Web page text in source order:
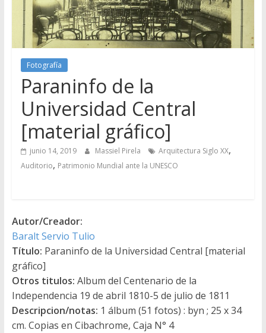
Fotografía
Paraninfo de la
Universidad Central
[material gráfico]
junio 14, 2019 Massiel Pirela Arquitectura Siglo XX,
Auditorio, Patrimonio Mundial ante la UNESCO
Autor/Creador:
Baralt Servio Tulio
Título: Paraninfo de la Universidad Central [material
gráfico]
Otros titulos: Album del Centenario de la
Independencia 19 de abril 1810-5 de julio de 1811
Descripcion/notas: 1 álbum (51 fotos) : byn ; 25 x 34
cm. Copias en Cibachrome, Caja N° 4